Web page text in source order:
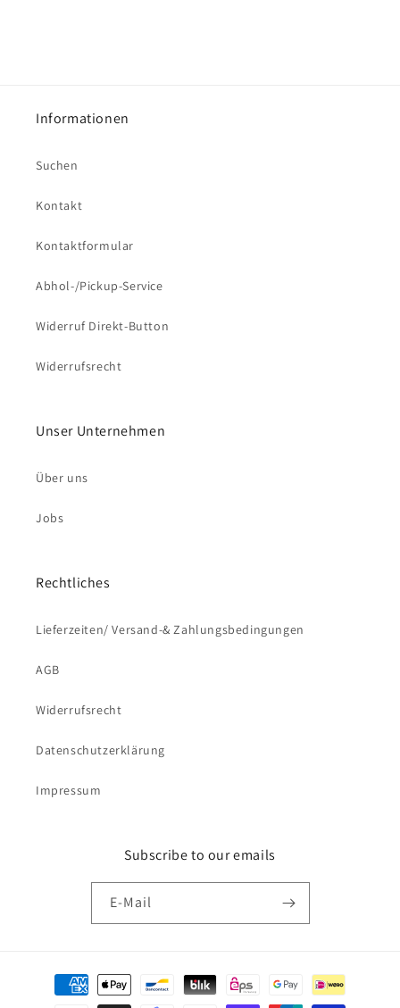
Informationen
Suchen
Kontakt
Kontaktformular
Abhol-/Pickup-Service
Widerruf Direkt-Button
Widerrufsrecht
Unser Unternehmen
Über uns
Jobs
Rechtliches
Lieferzeiten/ Versand-& Zahlungsbedingungen
AGB
Widerrufsrecht
Datenschutzerklärung
Impressum
Subscribe to our emails
E-Mail
Zahlungsmethoden